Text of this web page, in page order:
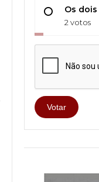
Os dois
2 votos
Votar